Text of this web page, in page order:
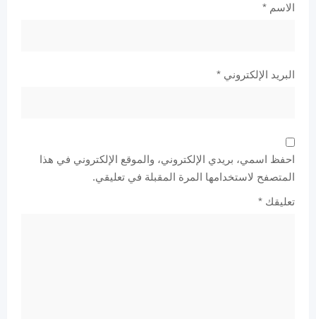
الاسم *
البريد الإلكتروني *
احفظ اسمي، بريدي الإلكتروني، والموقع الإلكتروني في هذا
المتصفح لاستخدامها المرة المقبلة في تعليقي.
تعليقك *